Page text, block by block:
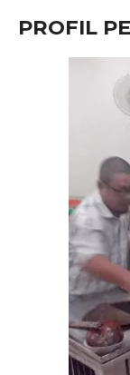
PROFIL